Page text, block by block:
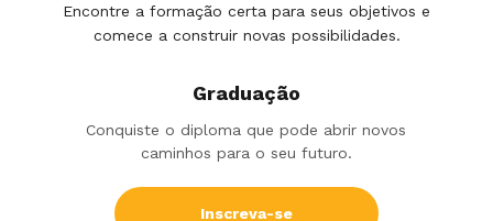
Encontre a formação certa para seus objetivos e
comece a construir novas possibilidades.
Graduação
Conquiste o diploma que pode abrir novos
caminhos para o seu futuro.
Inscreva-se